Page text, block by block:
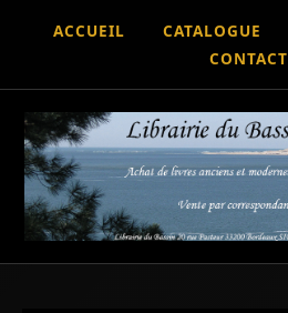
ACCUEIL CATALOGUE
CONTACT